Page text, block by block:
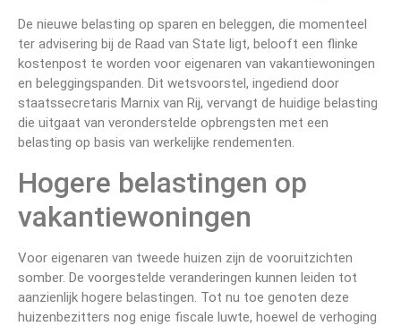
De nieuwe belasting op sparen en beleggen, die momenteel
ter advisering bij de Raad van State ligt, belooft een flinke
kostenpost te worden voor eigenaren van vakantiewoningen
en beleggingspanden. Dit wetsvoorstel, ingediend door
staatssecretaris Marnix van Rij, vervangt de huidige belasting
die uitgaat van veronderstelde opbrengsten met een
belasting op basis van werkelijke rendementen.
Hogere belastingen op
vakantiewoningen
Voor eigenaren van tweede huizen zijn de vooruitzichten
somber. De voorgestelde veranderingen kunnen leiden tot
aanzienlijk hogere belastingen. Tot nu toe genoten deze
huizenbezitters nog enige fiscale luwte, hoewel de verhoging